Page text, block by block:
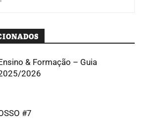
& Formação – Guia
2026
#7